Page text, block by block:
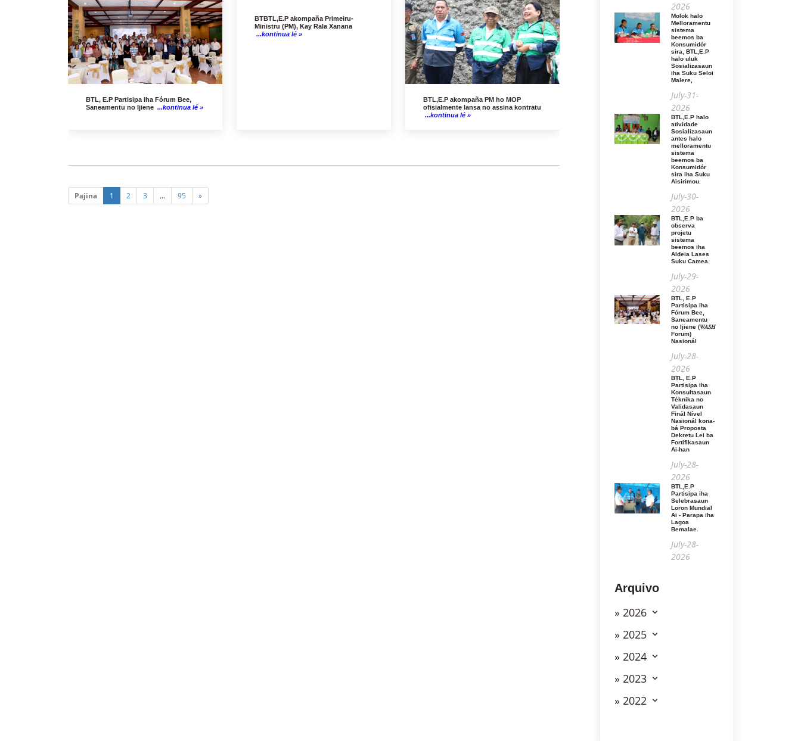
BTL, E.P Partisipa iha Fórum Bee,
Saneamentu no Ijiene ...kontinua lé »
BTBTL,E.P akompaña Primeiru-
Ministru (PM), Kay Rala Xanana
...kontinua lé »
BTL,E.P akompaña PM ho MOP
ofisialmente lansa no assina kontratu
...kontinua lé »
Pajina 1 2 3 ... 95 »
2026
Molok halo
Melloramentu
sistema
beemos ba
Konsumidór
sira, BTL,E.P
halo uluk
Sosializasaun
iha Suku Seloi
Malere,
July-31-
2026
BTL,E.P halo
atividade
Sosializasaun
antes halo
melloramentu
sistema
beemos ba
Konsumidór
sira iha Suku
Aisirimou.
July-30-
2026
BTL,E.P ba
observa
projetu
sistema
beemos iha
Aldeia Lases
Suku Camea.
July-29-
2026
BTL, E.P
Partisipa iha
Fórum Bee,
Saneamentu
no Ijiene (𝑊𝐴𝑆𝐻
Forum)
Nasionál
July-28-
2026
BTL, E.P
Partisipa iha
Konsultasaun
Téknika no
Validasaun
Finál Nível
Nasionál kona-
bá Proposta
Dekretu Lei ba
Fortifikasaun
Ai-han
July-28-
2026
BTL,E.P
Partisipa iha
Selebrasaun
Loron Mundial
Ai - Parapa iha
Lagoa
Bemalae.
July-28-
2026
Arquivo
» 2026
» 2025
» 2024
» 2023
» 2022